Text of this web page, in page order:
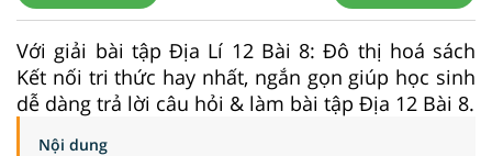
Với giải bài tập Địa Lí 12 Bài 8: Đô thị hoá sách
Kết nối tri thức hay nhất, ngắn gọn giúp học sinh
dễ dàng trả lời câu hỏi & làm bài tập Địa 12 Bài 8.
Nội dung